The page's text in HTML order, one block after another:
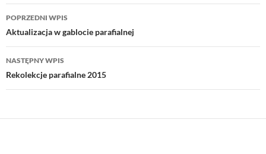
Nawigacja
wpisu
POPRZEDNI WPIS
Aktualizacja w gablocie parafialnej
NASTĘPNY WPIS
Rekolekcje parafialne 2015